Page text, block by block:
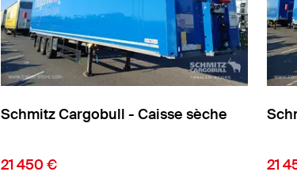
Schmitz Cargobull - Caisse sèche
21 450 € 21